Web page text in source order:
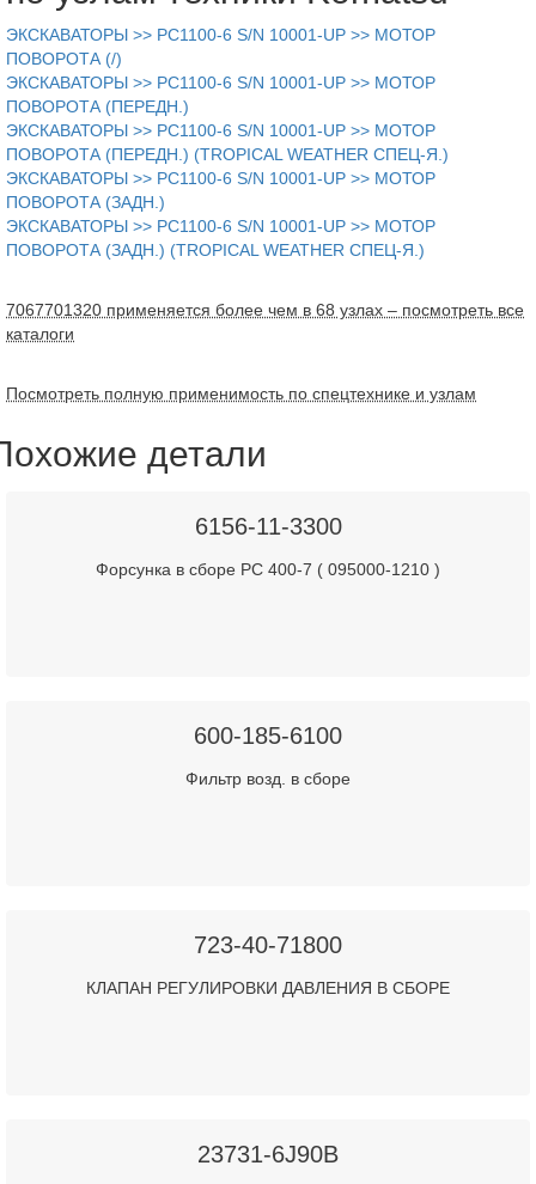
ЭКСКАВАТОРЫ >> PC1100-6 S/N 10001-UP >> МОТОР
ПОВОРОТА (/)
ЭКСКАВАТОРЫ >> PC1100-6 S/N 10001-UP >> МОТОР
ПОВОРОТА (ПЕРЕДН.)
ЭКСКАВАТОРЫ >> PC1100-6 S/N 10001-UP >> МОТОР
ПОВОРОТА (ПЕРЕДН.) (TROPICAL WEATHER СПЕЦ-Я.)
ЭКСКАВАТОРЫ >> PC1100-6 S/N 10001-UP >> МОТОР
ПОВОРОТА (ЗАДН.)
ЭКСКАВАТОРЫ >> PC1100-6 S/N 10001-UP >> МОТОР
ПОВОРОТА (ЗАДН.) (TROPICAL WEATHER СПЕЦ-Я.)
7067701320 применяется более чем в 68 узлах – посмотреть все
каталоги
Посмотреть полную применимость по спецтехнике и узлам
детали
6156-11-3300
Форсунка в сборе PC 400-7 ( 095000-1210 )
600-185-6100
Фильтр возд. в сборе
723-40-71800
КЛАПАН РЕГУЛИРОВКИ ДАВЛЕНИЯ В СБОРЕ
23731-6J90B